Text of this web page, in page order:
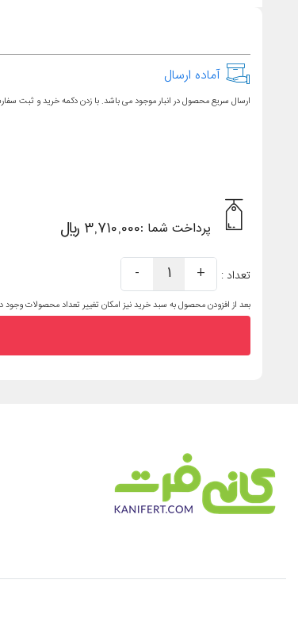
آماده ارسال
ارسال سریع محصول در انبار موجود می باشد. با زدن دکمه خرید و ثبت
پرداخت شما :3,710,000 ریال
تعداد : +
1
-
بعد از افزودن محصول به سبد خرید نیز امکان تغییر تعداد محصولات وجود